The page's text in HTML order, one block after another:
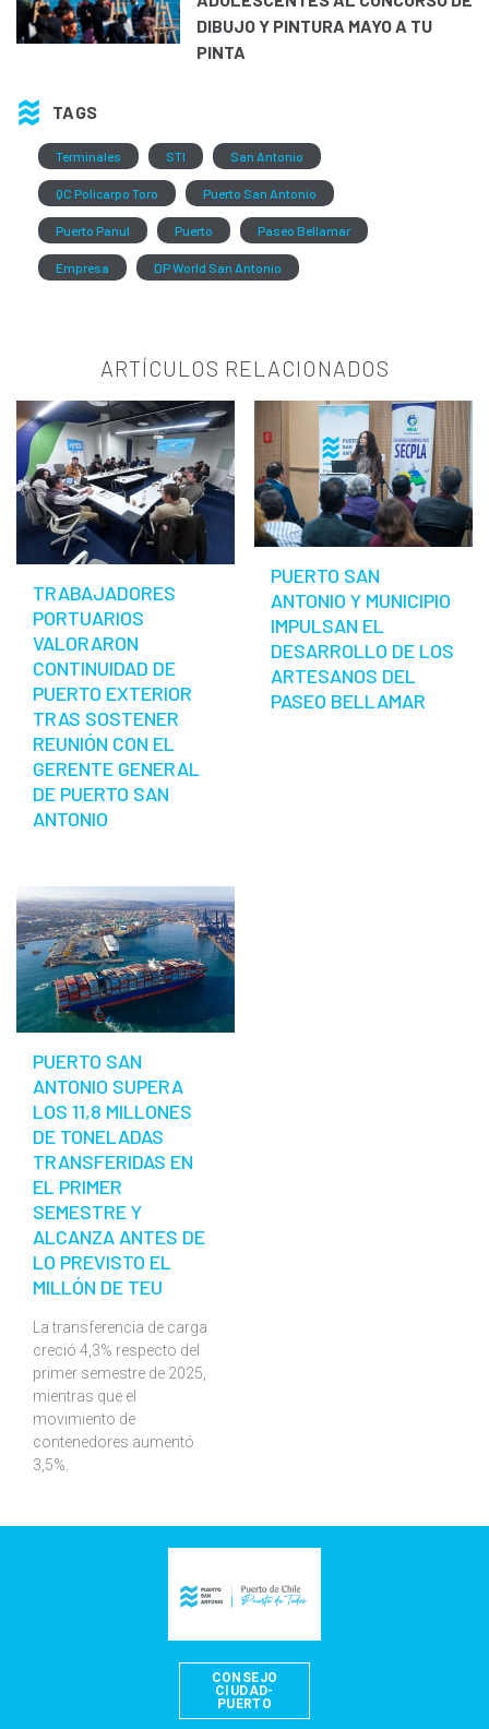
DIBUJO Y PINTURA MAYO A TU
PINTA
TAGS
Terminales STI San Antonio
QC Policarpo Toro Puerto San Antonio
Puerto Panul Puerto Paseo Bellamar
Empresa DP World San Antonio
ARTÍCULOS RELACIONADOS
TRABAJADORES
PORTUARIOS
VALORARON
CONTINUIDAD DE
PUERTO EXTERIOR
TRAS SOSTENER
REUNIÓN CON EL
GERENTE GENERAL
DE PUERTO SAN
ANTONIO
PUERTO SAN
ANTONIO Y MUNICIPIO
IMPULSAN EL
DESARROLLO DE LOS
ARTESANOS DEL
PASEO BELLAMAR
PUERTO SAN
ANTONIO SUPERA
LOS 11,8 MILLONES
DE TONELADAS
TRANSFERIDAS EN
EL PRIMER
SEMESTRE Y
ALCANZA ANTES DE
LO PREVISTO EL
MILLÓN DE TEU
La transferencia de carga
creció 4,3% respecto del
primer semestre de 2025,
mientras que el
movimiento de
contenedores aumentó
3,5%.
CONSEJO
CIUDAD-
PUERTO